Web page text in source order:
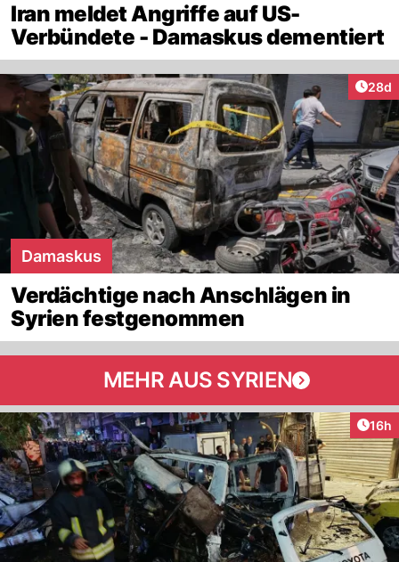
Iran meldet Angriffe auf US-
Verbündete - Damaskus dementiert
28d
Damaskus
Verdächtige nach Anschlägen in
Syrien festgenommen
MEHR AUS SYRIEN
16h